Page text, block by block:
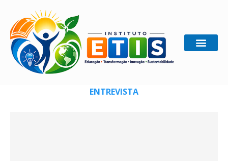
Home Entrevista
ENTREVISTA